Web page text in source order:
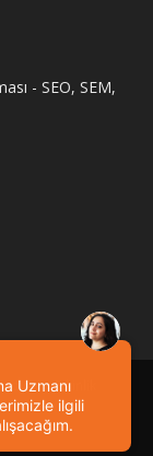
- SEO, SEM,
Etkinlik
Uzmanı
ilgili